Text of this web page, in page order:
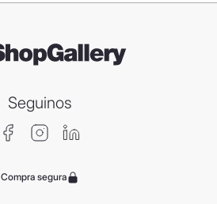
Seguinos
Compra segura